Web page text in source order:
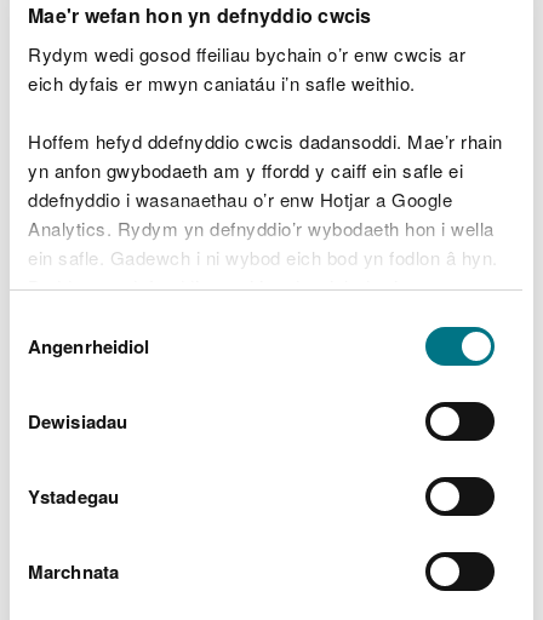
Mae'r wefan hon yn defnyddio cwcis
Rydym wedi gosod ffeiliau bychain o’r enw cwcis ar
eich dyfais er mwyn caniatáu i’n safle weithio.
Hoffem hefyd ddefnyddio cwcis dadansoddi. Mae’r rhain
yn anfon gwybodaeth am y ffordd y caiff ein safle ei
ddefnyddio i wasanaethau o’r enw Hotjar a Google
Analytics. Rydym yn defnyddio’r wybodaeth hon i wella
ein safle. Gadewch i ni wybod eich bod yn fodlon â hyn.
Byddwn yn defnyddio cwci i gadw eich dewis.
Gellirdarllen mwy am ein cwcis cyn i chi ddewis.
Caniatâd
Angenrheidiol
Dewisiadau
Ystadegau
Marchnata
yn NGR SH 249,941, 353,632 ar lethrau hen chwarel
lechi yn hen safle tirlenwi Cilgwyn yng Ngwynedd.
(trwytholch), o'r Cilgwyn Tirlenwi ar gau. Nid yw'r
trochlwyth yn beryglus a dim ond trwytholchion
sy'n draenio o safle tirlenwi Cilgwyn tfydd yn cael
ei drin ar y safle.
Lawrlwythiadau dogfennau
Cilgwyn Gwaith Trin Trwytholch -
PDF [172.3 KB]